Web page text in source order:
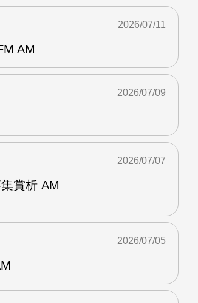
AM
2026/07/11
2026/07/09
賞析 AM
2026/07/07
2026/07/05